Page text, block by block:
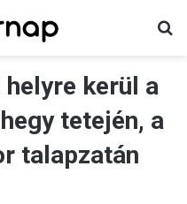
helyre kerül a
tetején, a
talapzatán